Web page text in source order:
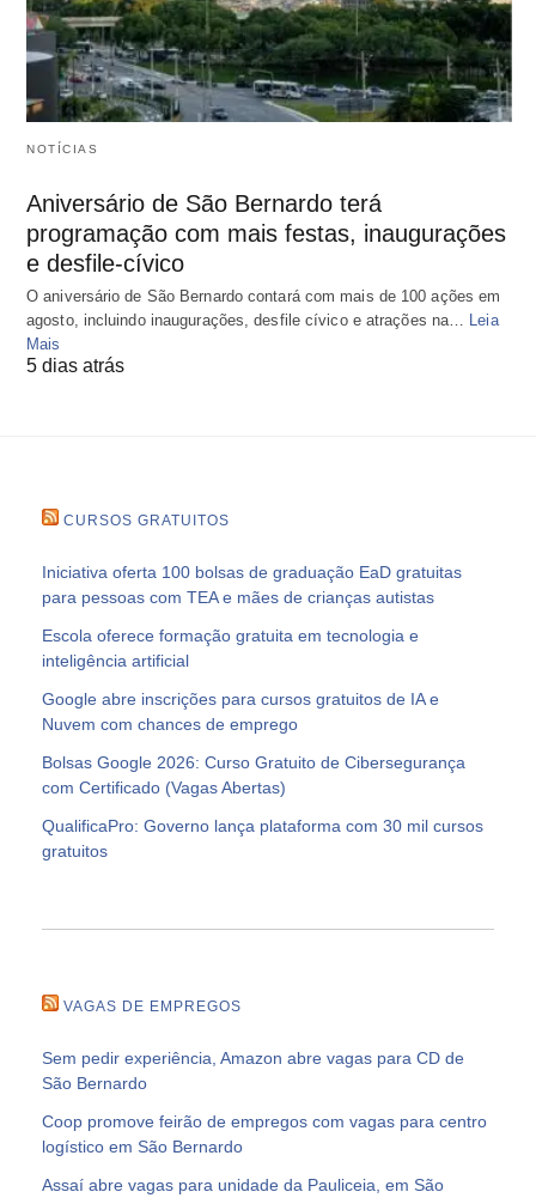
NOTÍCIAS
Aniversário de São Bernardo terá
programação com mais festas, inaugurações
e desfile-cívico
O aniversário de São Bernardo contará com mais de 100 ações em
agosto, incluindo inaugurações, desfile cívico e atrações na…
Leia
Mais
5 dias atrás
CURSOS GRATUITOS
Iniciativa oferta 100 bolsas de graduação EaD gratuitas
para pessoas com TEA e mães de crianças autistas
Escola oferece formação gratuita em tecnologia e
inteligência artificial
Google abre inscrições para cursos gratuitos de IA e
Nuvem com chances de emprego
Bolsas Google 2026: Curso Gratuito de Cibersegurança
com Certificado (Vagas Abertas)
QualificaPro: Governo lança plataforma com 30 mil cursos
gratuitos
VAGAS DE EMPREGOS
Sem pedir experiência, Amazon abre vagas para CD de
São Bernardo
Coop promove feirão de empregos com vagas para centro
logístico em São Bernardo
Assaí abre vagas para unidade da Pauliceia, em São